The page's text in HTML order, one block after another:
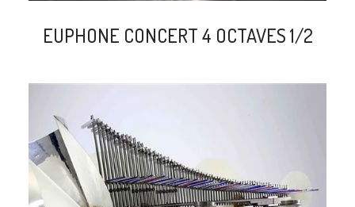
EUPHONE CONCERT 4 OCTAVES 1/2